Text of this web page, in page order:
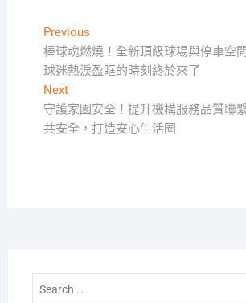
文
章
導
覽
PreviousPrevious
post:
棒球魂燃燒！全新頂級球場與停車空
球迷熱淚盈眶的時刻終於來了
NextNext
post:
守護家園安全！提升機構服務品質聯
共安全，打造安心生活圈